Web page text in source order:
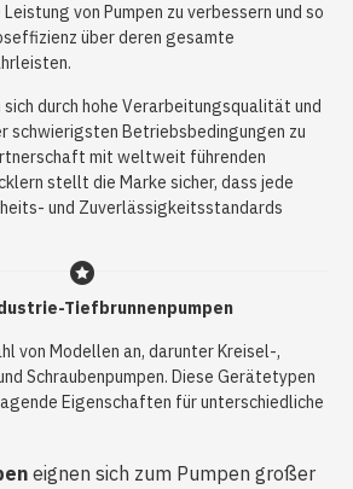
von Pumpen zu verbessern und so
über deren gesamte
sich durch hohe Verarbeitungsqualität und
schwierigsten Betriebsbedingungen zu
mit weltweit führenden
stellt die Marke sicher, dass jede
und Zuverlässigkeitsstandards
Tiefbrunnenpumpen
von Modellen an, darunter Kreisel-,
Schraubenpumpen. Diese Gerätetypen
Eigenschaften für unterschiedliche
eignen sich zum Pumpen großer